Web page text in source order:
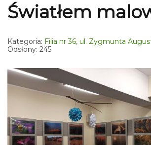
Światłem
Kategoria: Filia nr 36, ul. Zygmunta
Odsłony: 245